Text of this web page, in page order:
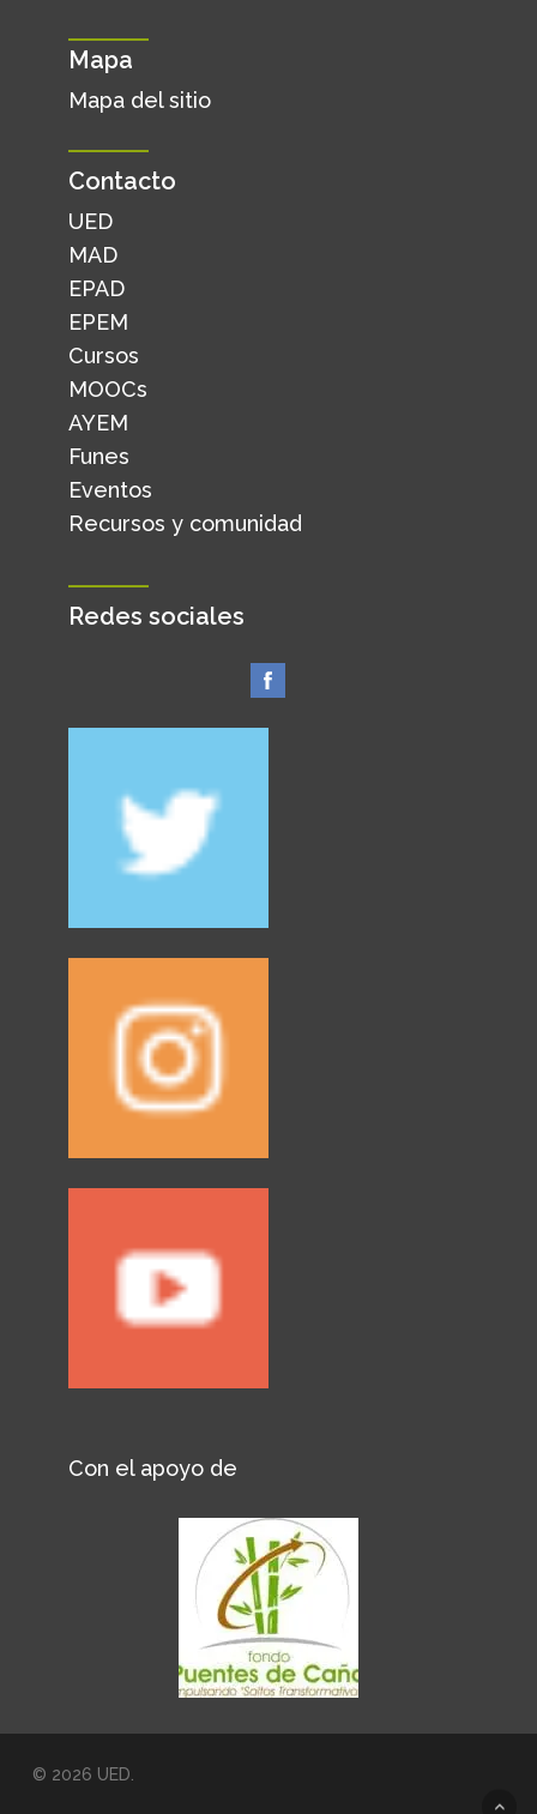
Mapa
Mapa del sitio
Contacto
UED
MAD
EPAD
EPEM
Cursos
MOOCs
AYEM
Funes
Eventos
Recursos y comunidad
Redes sociales
Con el apoyo de
© 2026 UED.